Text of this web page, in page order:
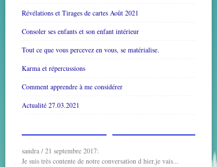
Révélations et Tirages de cartes Août 2021
Consoler ses enfants et son enfant intérieur
Tout ce que vous percevez en vous, se matérialise.
Karma et répercussions
Comment apprendre à me considérer
Actualité 27.03.2021
sandra /21 septembre 2017:
Je suis très contente de notre conversation d hier.je vais...